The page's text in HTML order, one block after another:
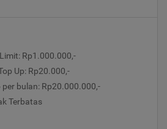
Rp1.000.000,-
Up: Rp20.000,-
per bulan: Rp20.000.000,-
Terbatas